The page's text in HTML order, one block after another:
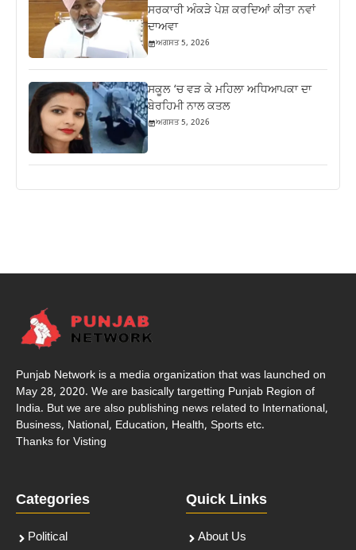
ਸਰਕਾਰੀ ਅੰਕੜੇ ਪੇਸ਼ ਕਰਦਿਆਂ ਕੀਤਾ ਨਵਾਂ
ਦਾਅਵਾ
ਅਗਸਤ 5, 2026
ਸਕੂਲ ‘ਚ ਵੜ ਕੇ ਮਹਿਲਾ ਅਧਿਆਪਕਾ ਦਾ
ਬੇਰਹਿਮੀ ਨਾਲ ਕਤਲ
ਅਗਸਤ 5, 2026
Punjab Network is a media organization that was launched on
May 28, 2020. We are basically targetting Punjab Region of
India. But we are also publishing news related to International,
Business, National, Education, Health, Sports etc.
Thanks for Visting
Categories
Political
Quick Links
About Us